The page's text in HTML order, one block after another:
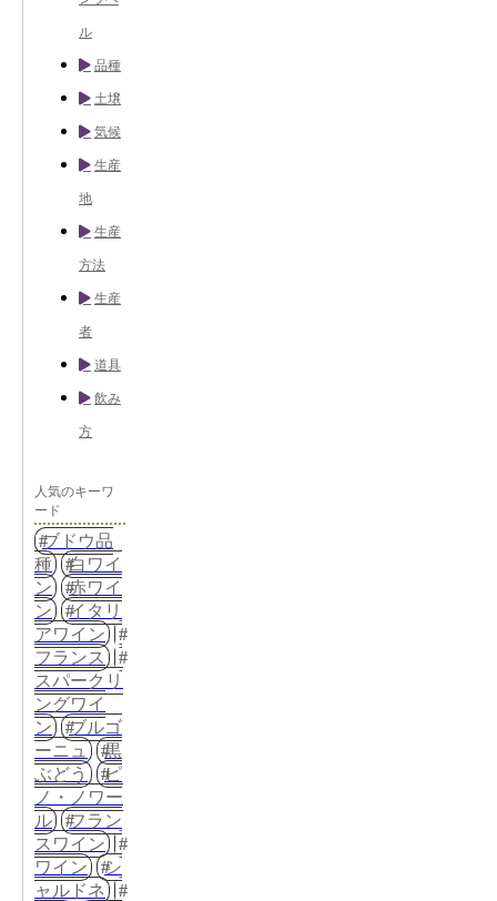
ル
品種
土壌
気候
生産
地
生産
方法
生産
者
道具
飲み
方
人気のキーワ
ード
ブドウ品
種
白ワイ
ン
赤ワイ
ン
イタリ
アワイン
フランス
スパークリ
ングワイ
ン
ブルゴ
ーニュ
黒
ぶどう
ピ
ノ・ノワー
ル
フラン
スワイン
ワイン
シ
ャルドネ